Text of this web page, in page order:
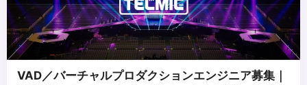
VAD／バーチャルプロダクションエンジニア募集｜